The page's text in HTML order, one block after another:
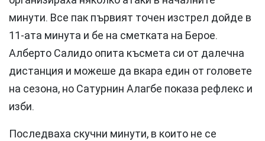
минути. Все пак първият точен изстрел дойде в
11-ата минута и бе на сметката на Берое.
Алберто Салидо опита късмета си от далечна
дистанция и можеше да вкара един от головете
на сезона, но Сатурнин Алагбе показа рефлекс и
изби.
Последваха скучни минути, в които не се